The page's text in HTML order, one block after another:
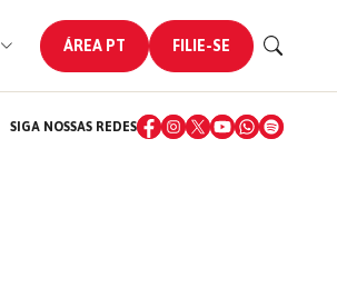
ÁREA PT FILIE-SE
SIGA NOSSAS REDES